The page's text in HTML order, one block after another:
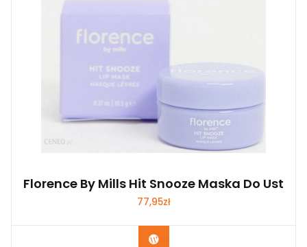
Florence By Mills Hit Snooze Maska Do Ust
77,95zł
Zobacz